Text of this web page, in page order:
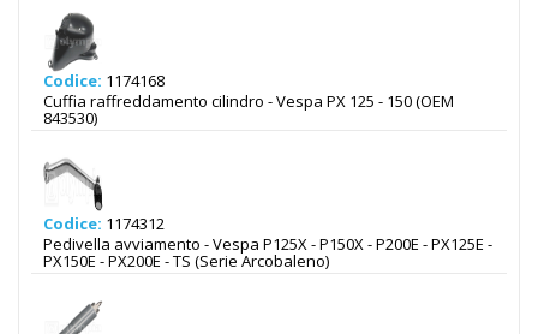
Codice: 1174168
Cuffia raffreddamento cilindro - Vespa PX 125 - 150 (OEM
843530)
Codice: 1174312
Pedivella avviamento - Vespa P125X - P150X - P200E - PX125E -
PX150E - PX200E - TS (Serie Arcobaleno)